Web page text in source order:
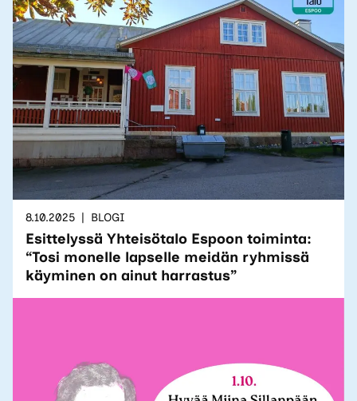
8.10.2025 BLOGI
Esittelyssä Yhteisötalo Espoon toiminta:
“Tosi monelle lapselle meidän ryhmissä
käyminen on ainut harrastus”